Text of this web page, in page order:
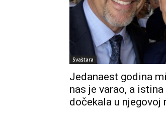
Svaštara
Jedanaest godina
nas je varao, a istina
dočekala u njegovoj